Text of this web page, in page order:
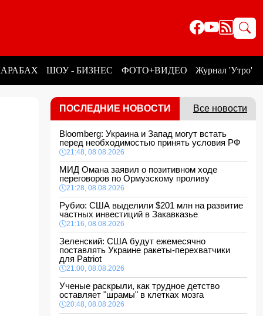
ШОУ - БИЗНЕС ФОТО+ВИДЕО Журнал 'Утро'
ПОСЛЕДНИЕ НОВОСТИ Все новости
Bloomberg: Украина и Запад могут встать
перед необходимостью принять условия РФ
21:48, 08.08.2026
МИД Омана заявил о позитивном ходе
переговоров по Ормузскому проливу
21:28, 08.08.2026
Рубио: США выделили $201 млн на развитие
частных инвестиций в Закавказье
21:16, 08.08.2026
Зеленский: США будут ежемесячно
поставлять Украине ракеты-перехватчики
для Patriot
21:00, 08.08.2026
Ученые раскрыли, как трудное детство
оставляет "шрамы" в клетках мозга
20:48, 08.08.2026